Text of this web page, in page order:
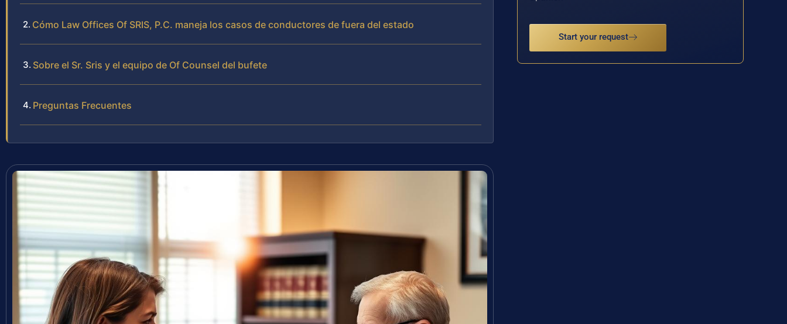
Cómo Law Offices Of SRIS, P.C. maneja los casos de conductores de fuera del estado
Sobre el Sr. Sris y el equipo de Of Counsel del bufete
Preguntas Frecuentes
Start your request